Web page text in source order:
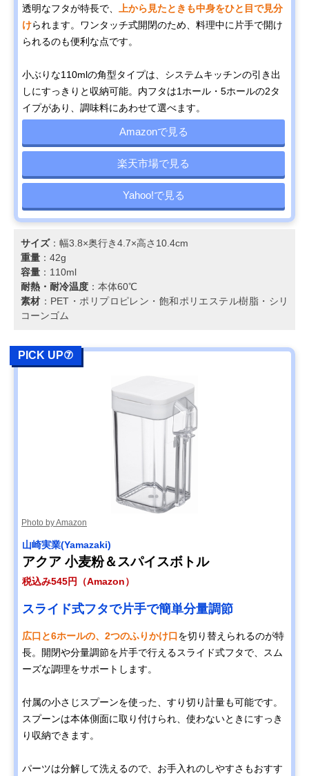
透明なフタが特長で、
上から見たときも中身をひと目で見分
けられます。ワンタッチ式開閉のため、料理中に片手で開け
られるのも便利な点です。
小ぶりな110mlの角型タイプは、システムキッチンの引き出
しにすっきりと収納可能。内フタは1ホール・5ホールの2タ
イプがあり、調味料にあわせて選べます。
Amazonで見る
楽天市場で見る
Yahoo!で見る
サイズ：幅3.8×奥行き4.7×高さ10.4cm
重量 ：42g
容量 ：110ml
耐熱・耐冷温度 ：本体60℃
素材 ：PET・ポリプロピレン・飽和ポリエステル樹脂・シリ
コーンゴム
PICK UP⑦
Photo by Amazon
山崎実業(Yamazaki)
アクア 小麦粉＆スパイスボトル
税込み545円（Amazon）
スライド式フタで片手で簡単分量調節
広口と6ホールの、2つのふりかけ口を切り替えられるのが特
長。開閉や分量調節を片手で行えるスライド式フタで、スム
ーズな調理をサポートします。
付属の小さじスプーンを使った、すり切り計量も可能です。
スプーンは本体側面に取り付けられ、使わないときにすっき
り収納できます。
パーツは分解して洗えるので、お手入れのしやすさもおすす